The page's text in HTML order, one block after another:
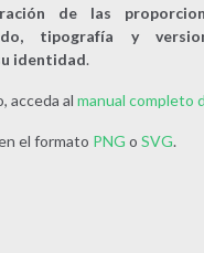
de las
tipografía y
identidad.
acceda al manual completo
el formato PNG o SVG.